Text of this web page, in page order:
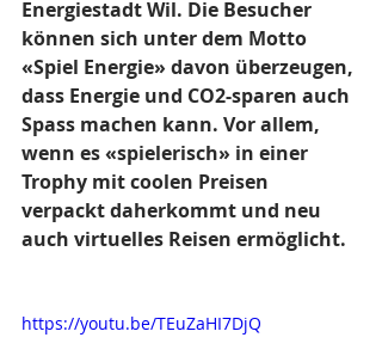
Energiestadt Wil. Die Besucher
können sich unter dem Motto
«Spiel Energie» davon überzeugen,
dass Energie und CO2-sparen auch
Spass machen kann. Vor allem,
wenn es «spielerisch» in einer
Trophy mit coolen Preisen
verpackt daherkommt und neu
auch virtuelles Reisen ermöglicht.
https://youtu.be/TEuZaHI7DjQ